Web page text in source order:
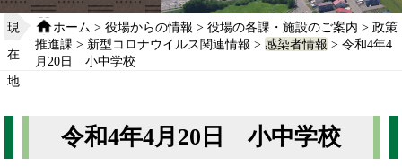
現
在
地
ホーム > 役場からの情報 > 役場の各課・施設のご案内 > 政策
推進課 > 新型コロナウイルス関連情報 > 感染者情報 > 令和4年4
月20日 小中学校
令和4年4月20日 小中学校